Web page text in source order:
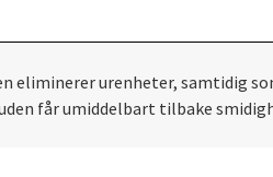
eliminerer urenheter, samtidig
får umiddelbart tilbake